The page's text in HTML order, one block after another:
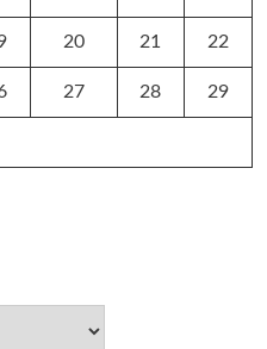
20 21 22
27 28 29